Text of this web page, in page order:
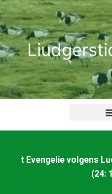
Ga
naar
de
inhoud
t Evengelie volgens
(24: